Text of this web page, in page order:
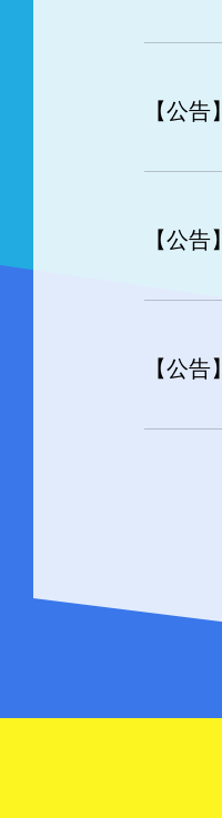
【公告】
【公告】
【公告】